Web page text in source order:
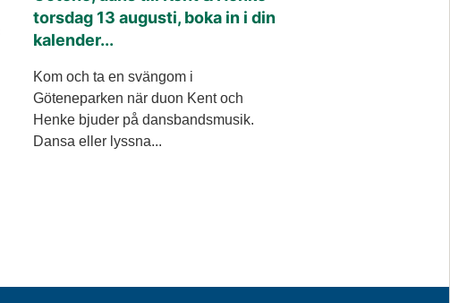
torsdag 13 augusti, boka in i din
kalender...
Kom och ta en svängom i
Göteneparken när duon Kent och
Henke bjuder på dansbandsmusik.
Dansa eller lyssna...